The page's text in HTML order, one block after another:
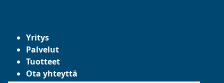
Yritys
Palvelut
Tuotteet
Ota yhteyttä